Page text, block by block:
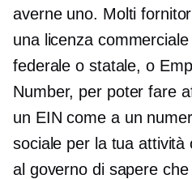
averne uno. Molti
una licenza
federale o statale, o
Number, per poter fare
un EIN come a un
sociale per la tua attività
al governo di sapere